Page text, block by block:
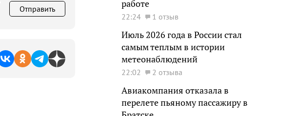
Отправить
работе
22:24 1 отзыв
Июль 2026 года в России стал
самым теплым в истории
метеонаблюдений
22:02 2 отзыва
Авиакомпания отказала в
перелете пьяному пассажиру в